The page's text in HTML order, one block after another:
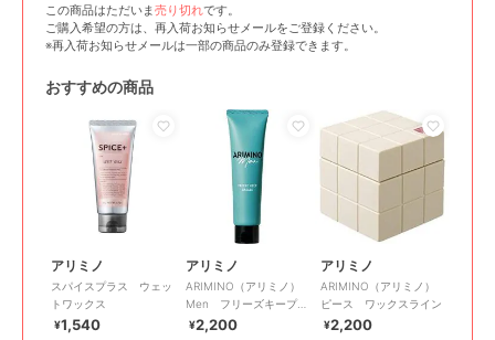
この商品はただいま売り切れです。
ご購入希望の方は、再入荷お知らせメールをご登録ください。
※再入荷お知らせメールは一部の商品のみ登録できます。
おすすめの商品
アリミノ
スパイスプラス ウェッ
トワックス
¥1,540
アリミノ
ARIMINO（アリミノ）
Men フリーズキープグ
リース
¥2,200
アリミノ
ARIMINO（アリミノ）
ピース ワックスライン
¥2,200